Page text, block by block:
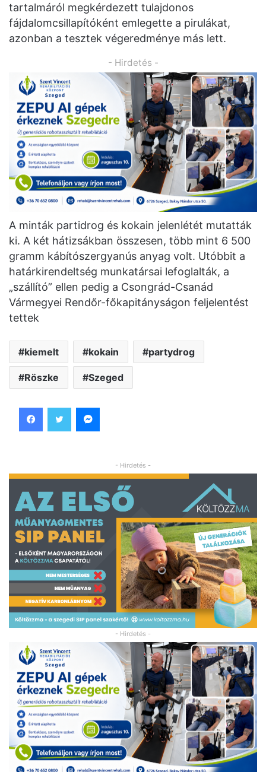
tartalmáról megkérdezett tulajdonos
fájdalomcsillapítóként emlegette a pirulákat,
azonban a tesztek végeredménye más lett.
- Hirdetés -
A minták partidrog és kokain jelenlétét mutatták
ki. A két hátizsákban összesen, több mint 6 500
gramm kábítószergyanús anyag volt. Utóbbit a
határkirendeltség munkatársai lefoglalták, a
„szállító” ellen pedig a Csongrád-Csanád
Vármegyei Rendőr-főkapitányságon feljelentést
tettek
kiemelt kokain partydrog
Röszke Szeged
- Hirdetés -
- Hirdetés -